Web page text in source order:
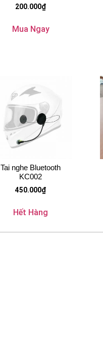
200.000₫
Mua Ngay
Tai nghe Bluetooth
KC002
450.000₫
Hết Hàng